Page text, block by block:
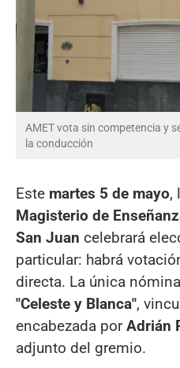
AMET vota sin competencia y
la conducción
Este martes 5 de mayo,
Magisterio de
San Juan celebrará
particular: habrá
directa. La única
"Celeste y Blanca",
encabezada porAdrián
adjunto del gremio.